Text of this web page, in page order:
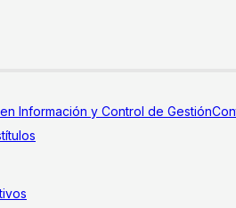
Información y Control de Gestión